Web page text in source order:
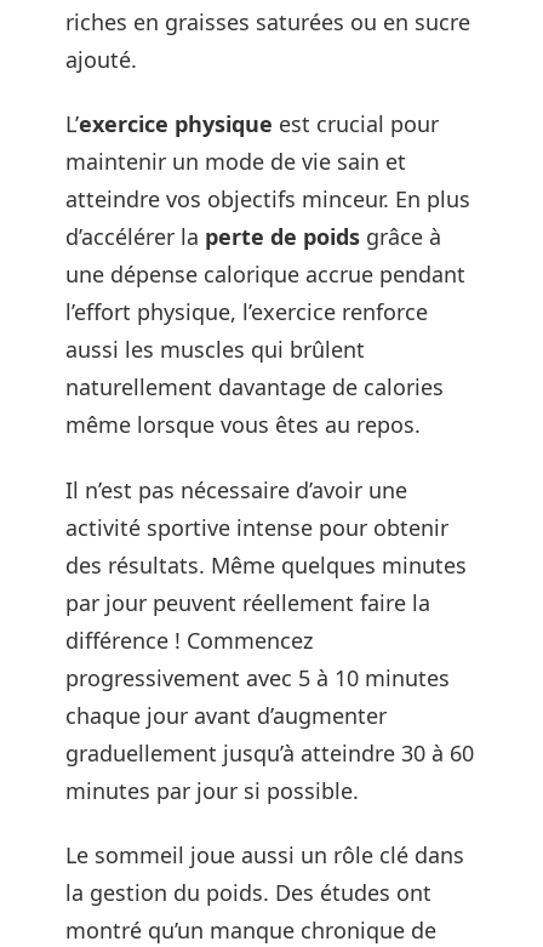
riches en graisses saturées ou en sucre
ajouté.
L’exercice physique est crucial pour
maintenir un mode de vie sain et
atteindre vos objectifs minceur. En plus
d’accélérer la perte de poids grâce à
une dépense calorique accrue pendant
l’effort physique, l’exercice renforce
aussi les muscles qui brûlent
naturellement davantage de calories
même lorsque vous êtes au repos.
Il n’est pas nécessaire d’avoir une
activité sportive intense pour obtenir
des résultats. Même quelques minutes
par jour peuvent réellement faire la
différence ! Commencez
progressivement avec 5 à 10 minutes
chaque jour avant d’augmenter
graduellement jusqu’à atteindre 30 à 60
minutes par jour si possible.
Le sommeil joue aussi un rôle clé dans
la gestion du poids. Des études ont
montré qu’un manque chronique de